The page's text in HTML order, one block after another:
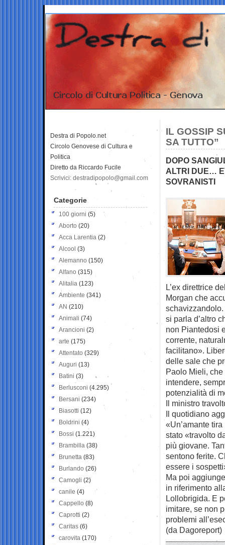
IL GOSSIP
SA TUTTO”
DOPO
ALTRI DUE…
SOVRANISTI
L’ex direttrice
Morgan che
si parla d’altro
non Piantedosi
corrente,
facilitano».
delle sale che
Paolo Mieli,
intendere,
potenzialità di
Il ministro
Il quotidiano
«Un’amante
stato «travolto
più giovane.
sentono ferite.
essere i
Ma poi
in riferimento
Lollobrigida. E
imitare, se non
problemi
(da Dagoreport)
Destra di Popolo.net
Circolo Genovese di Cultura e
Politica
Diretto da Riccardo Fucile
Scrivici: destradipopolo@gmail.com
Categorie
100 giorni (5)
Aborto (20)
Acca Larentia (2)
Alcool (3)
Alemanno (150)
Alfano (315)
Alitalia (123)
Ambiente (341)
AN (210)
Animali (74)
Arancioni (2)
arte (175)
Attentato (329)
Auguri (13)
Batini (3)
Berlusconi (4.295)
Bersani (234)
Biasotti (12)
Boldrini (4)
Bossi (1.221)
Brambilla (38)
Brunetta (83)
Burlando (26)
Camogli (2)
canile (4)
Cappello (8)
Caprotti (2)
Caritas (6)
carovita (170)